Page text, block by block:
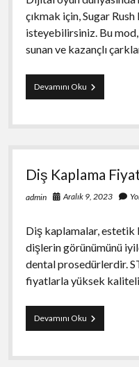
çıkmak için, Sugar
isteyebilirsiniz. Bu
sunan ve kazançlı
Devamını OkuKazançlı
Çarkların
Sugar
Demo
Diş Kaplama
admin Aralık 9, 2023
Diş kaplamalar, estetik
dişlerin görünümünü
dental prosedürlerdir.
fiyatlarla yüksek
Devamını OkuDiş
Kaplama
–